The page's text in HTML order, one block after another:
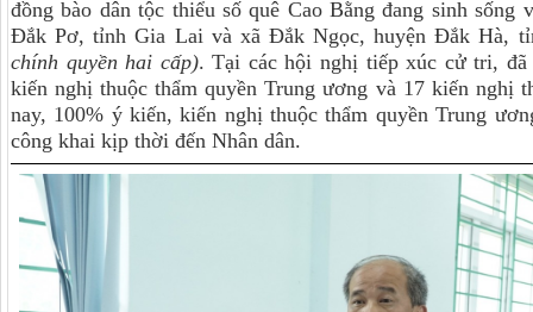
đồng bào dân tộc thiểu số quê Cao Bằng đang sinh sống
Đắk Pơ, tỉnh Gia Lai và xã Đắk Ngọc, huyện Đắk Hà,
chính quyền hai cấp). Tại các hội nghị tiếp xúc cử tri,
kiến nghị thuộc thẩm quyền Trung ương và 17 kiến nghị
nay, 100% ý kiến, kiến nghị thuộc thẩm quyền Trung
công khai kịp thời đến Nhân dân.